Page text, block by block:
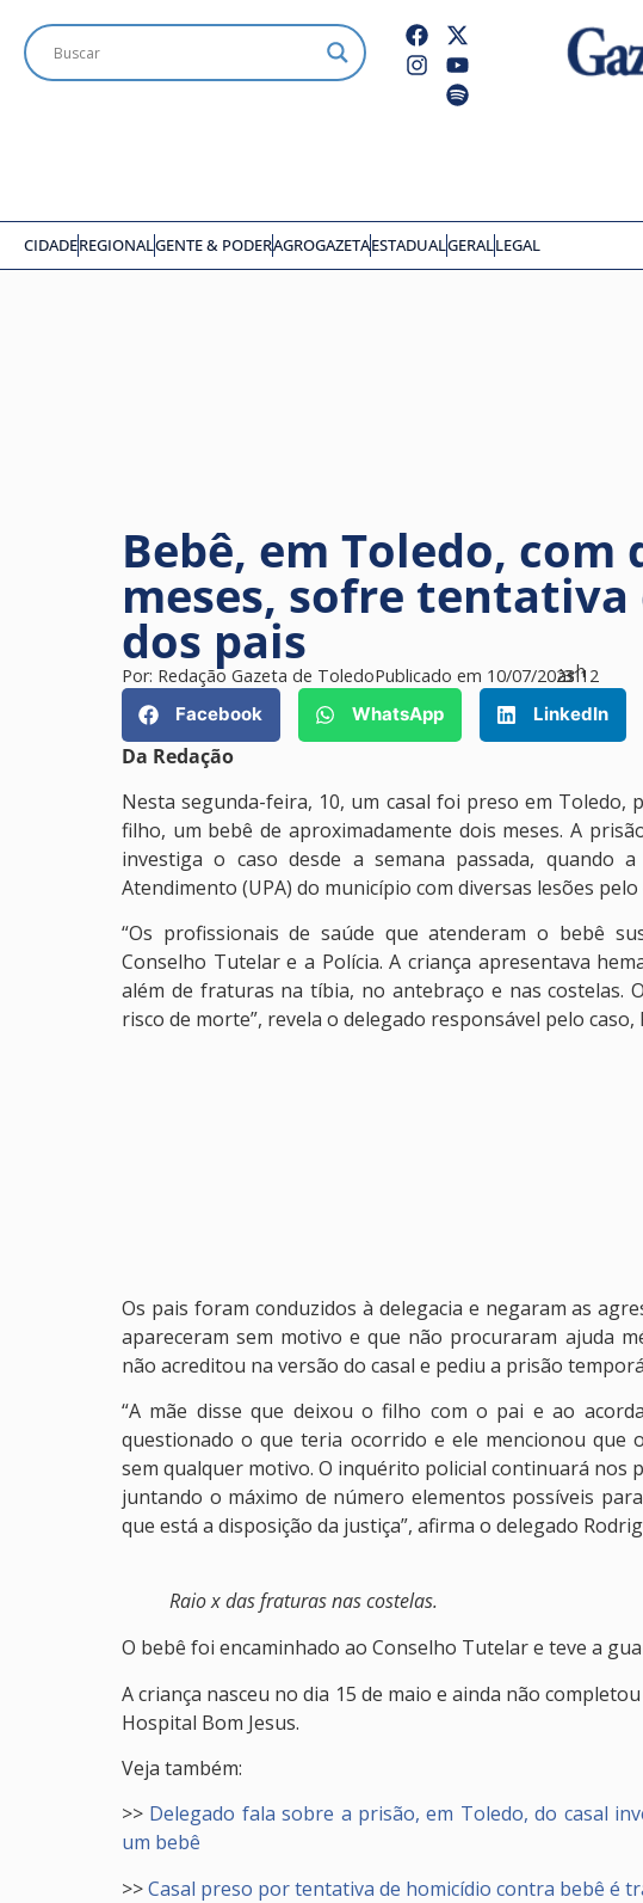
CIDADEREGIONALGENTE & PODERAGROGAZETAESTADUALGERALLEGAL
Bebê, em Toledo, com
meses, sofre
dos pais
Por: Redação Gazeta de ToledoPublicado em 10/07/2023
às12
h
31
Facebook
WhatsApp LinkedIn
Da Redação
Nesta segunda-feira, 10, um casal foi preso em
filho, um bebê de aproximadamente dois meses. A
investiga o caso desde a semana passada, quando
Atendimento (UPA) do município com diversas lesões pelo
“Os profissionais de saúde que atenderam o bebê
Conselho Tutelar e a Polícia. A criança apresentava
além de fraturas na tíbia, no antebraço e nas costelas.
risco de morte”, revela o delegado responsável pelo
Os pais foram conduzidos à delegacia e negaram as
apareceram sem motivo e que não procuraram ajuda
não acreditou na versão do casal e pediu a prisão
“A mãe disse que deixou o filho com o pai e ao
questionado o que teria ocorrido e ele mencionou que
sem qualquer motivo. O inquérito policial continuará nos
juntando o máximo de número elementos possíveis
que está a disposição da justiça”, afirma o delegado
Raio x das fraturas nas costelas.
O bebê foi encaminhado ao Conselho Tutelar e teve a
A criança nasceu no dia 15 de maio e ainda não
Hospital Bom Jesus.
Veja também:
>> Delegado fala sobre a prisão, em Toledo, do casal
um bebê
>>Casal preso por tentativa de homicídio contra bebê é